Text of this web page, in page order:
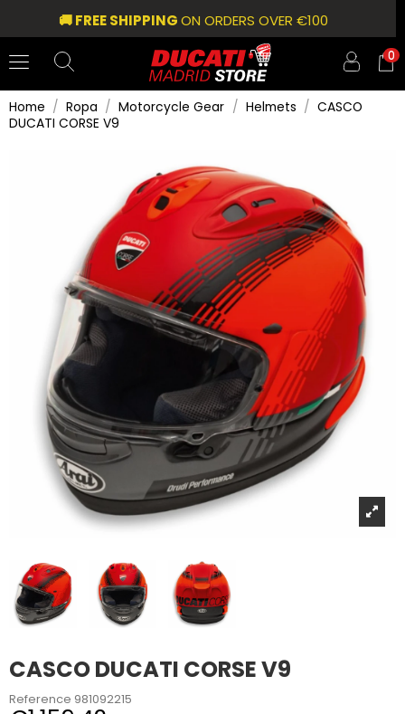
🚚 FREE SHIPPINGON ORDERS OVER €100
0
Home Ropa Motorcycle Gear Helmets
CASCO
DUCATI CORSE V9
CASCO DUCATI CORSE V9
Reference 981092215